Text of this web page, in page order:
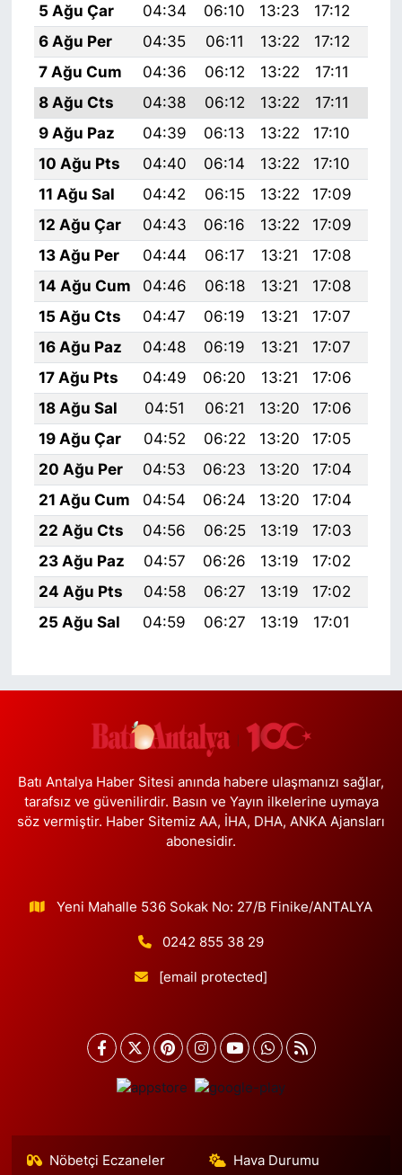
5 Ağu Çar
04:34 06:10 13:23 17:12
6 Ağu Per
04:35 06:11 13:22 17:12
7 Ağu Cum
04:36 06:12 13:22 17:11
8 Ağu Cts
04:38 06:12 13:22 17:11
9 Ağu Paz
04:39 06:13 13:22 17:10
10 Ağu Pts
04:40 06:14 13:22 17:10
11 Ağu Sal
04:42 06:15 13:22 17:09
12 Ağu Çar
04:43 06:16 13:22 17:09
13 Ağu Per
04:44 06:17 13:21 17:08
14 Ağu Cum
04:46 06:18 13:21 17:08
15 Ağu Cts
04:47 06:19 13:21 17:07
16 Ağu Paz
04:48 06:19 13:21 17:07
17 Ağu Pts
04:49 06:20 13:21 17:06
18 Ağu Sal
04:51 06:21 13:20 17:06
19 Ağu Çar
04:52 06:22 13:20 17:05
20 Ağu Per
04:53 06:23 13:20 17:04
21 Ağu Cum
04:54 06:24 13:20 17:04
22 Ağu Cts
04:56 06:25 13:19 17:03
23 Ağu Paz
04:57 06:26 13:19 17:02
24 Ağu Pts
04:58 06:27 13:19 17:02
25 Ağu Sal
04:59 06:27 13:19 17:01
Batı Antalya Haber Sitesi anında habere ulaşmanızı sağlar,
tarafsız ve güvenilirdir. Basın ve Yayın ilkelerine uymaya
söz vermiştir. Haber Sitemiz AA, İHA, DHA, ANKA Ajansları
abonesidir.
Yeni Mahalle 536 Sokak No: 27/B Finike/ANTALYA
0242 855 38 29
[email protected]
Nöbetçi Eczaneler Hava Durumu